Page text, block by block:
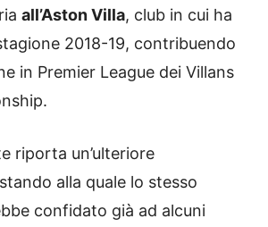
all’Aston Villa, club in cui ha
2018-19, contribuendo
in Premier League dei Villans
riporta un’ulteriore
alla quale lo stesso
confidato già ad alcuni